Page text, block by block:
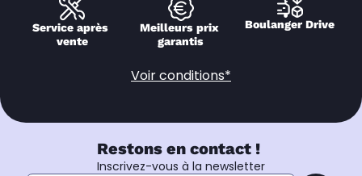
Service après
vente
Meilleurs prix
garantis
Boulanger Drive
Voir conditions*
Restons en contact !
Inscrivez-vous à la newsletter